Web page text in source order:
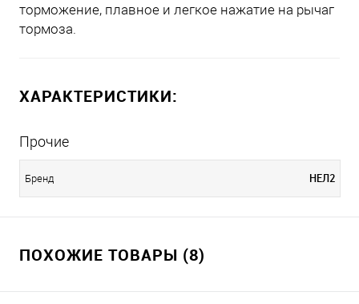
торможение, плавное и легкое нажатие на рычаг
тормоза.
ХАРАКТЕРИСТИКИ:
Прочие
Бренд НЕЛ2
ПОХОЖИЕ ТОВАРЫ (8)